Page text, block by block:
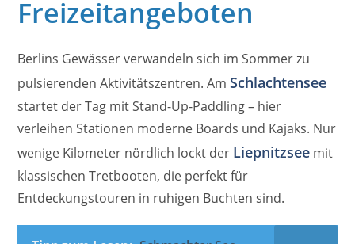
Freizeitangeboten
Berlins Gewässer verwandeln sich im Sommer zu
pulsierenden Aktivitätszentren. AmSchlachtensee
startet der Tag mit Stand-Up-Paddling – hier
verleihen Stationen moderne Boards und Kajaks. Nur
wenige Kilometer nördlich lockt der Liepnitzsee mit
klassischen Tretbooten, die perfekt für
Entdeckungstouren in ruhigen Buchten sind.